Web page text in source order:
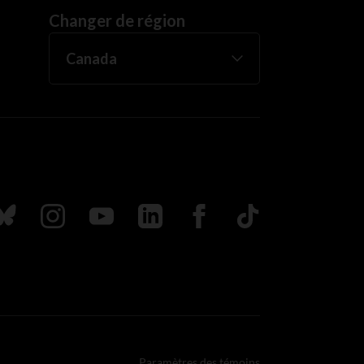
Changer de région
nous sur Bluesky
Suivez nous sur Instagram
Suivez nous sur Youtube
Suivez nous sur LinkedIn
Suivez nous sur
TikTok